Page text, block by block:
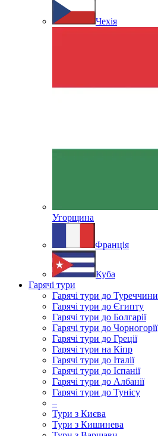
Чехія
Угорщина
Франція
Куба
Гарячі тури
Гарячі тури до Туреччини
Гарячі тури до Єгипту
Гарячі тури до Болгарії
Гарячі тури до Чорногорії
Гарячі тури до Греції
Гарячі тури на Кіпр
Гарячі тури до Італії
Гарячі тури до Іспанії
Гарячі тури до Албанії
Гарячі тури до Тунісу
–
Тури з Києва
Тури з Кишинева